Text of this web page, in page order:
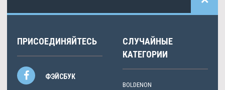
ПРИСОЕДИНЯЙТЕСЬ
ФЭЙСБУК
СЛУЧАЙНЫЕ
КАТЕГОРИИ
BOLDENON